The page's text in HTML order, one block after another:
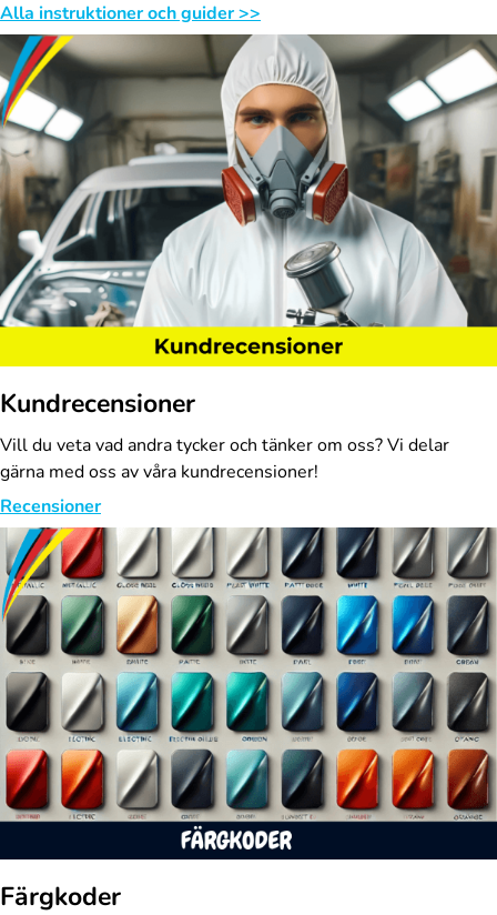
Alla instruktioner och guider >>
Kundrecensioner
Vill du veta vad andra tycker och tänker om oss? Vi delar
gärna med oss av våra kundrecensioner!
Recensioner
Färgkoder